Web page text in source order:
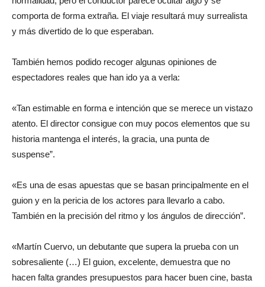
comporta de forma extraña. El viaje resultará muy surrealista
y más divertido de lo que esperaban.
También hemos podido recoger algunas opiniones de
espectadores reales que han ido ya a verla:
«Tan estimable en forma e intención que se merece un vistazo
atento. El director consigue con muy pocos elementos que su
historia mantenga el interés, la gracia, una punta de
suspense”.
«Es una de esas apuestas que se basan principalmente en el
guion y en la pericia de los actores para llevarlo a cabo.
También en la precisión del ritmo y los ángulos de dirección”.
«Martín Cuervo, un debutante que supera la prueba con un
sobresaliente (…) El guion, excelente, demuestra que no
hacen falta grandes presupuestos para hacer buen cine, basta